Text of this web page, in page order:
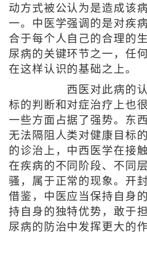
动方式被公认为是造成该
一。中医学强调的是对疾
合于每个人自己的合理的
尿病的关键环节之一，任
在这样认识的基础之上。
西医对此病的认
标的判断和对症治疗上也
一些方面占据了强势。东
无法隔阻人类对健康目标
的诊治上，中西医学在接
在疾病的不同阶段、不同
骚，属于正常的现象。开
借鉴，中医应当保持自身
持自身的独特优势，敢于
尿病的防治中发挥更大的